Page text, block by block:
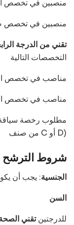
2 منصبين في تخصص
2 منصبين في تخصص
تقني من الدرجة
التخصصات التالية
7 مناصب في تخصص
3 مناصب في تخصص
من صنف C أو D)
شروط الترشح
الجنسية: يجب أن
السن
للدرجتينتقني